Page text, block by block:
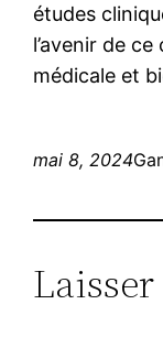
études
l’avenir de
médicale et
mai 8, 2024